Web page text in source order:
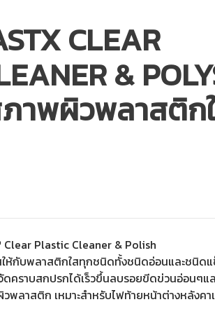
CLEAR
&
าพผิวพลาสติก
Clear Plastic Cleaner & Polish
ให้กับพลาสติกใสทุกชนิดทั้งชนิดอ่อนและชนิด
ดคราบสกปรกได้เร็วขึ้นลบรอยขีดข่วนอ่อนๆแ
พลาสติก เหมาะสำหรับไฟท้ายหน้าต่างหลังคา